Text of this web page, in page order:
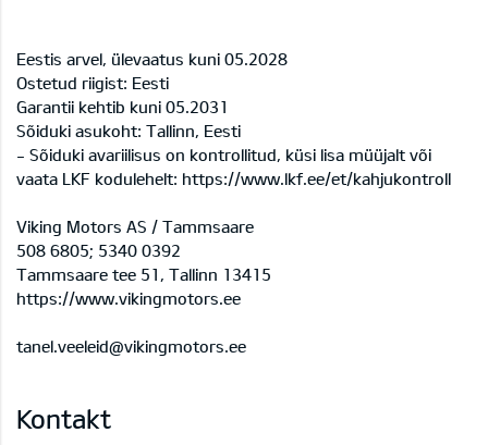
Eestis arvel, ülevaatus kuni 05.2028
Ostetud riigist: Eesti
Garantii kehtib kuni 05.2031
Sõiduki asukoht: Tallinn, Eesti
- Sõiduki avariilisus on kontrollitud, küsi lisa müüjalt või
vaata LKF kodulehelt: https://www.lkf.ee/et/kahjukontroll
Viking Motors AS / Tammsaare
508 6805; 5340 0392
Tammsaare tee 51, Tallinn 13415
https://www.vikingmotors.ee
tanel.veeleid@vikingmotors.ee
Kontakt